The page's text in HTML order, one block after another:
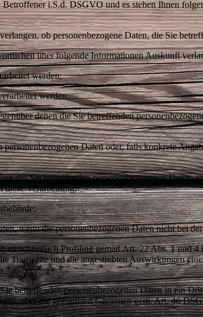
i.S.d. DSGVO und es stehen Ihnen
ob personenbezogene Daten, die Sie
über folgende Informationen Auskunft
werden;
werden;
denen die Sie betreffenden
Daten oder, falls konkrete
Sie betreffenden personenbezogenen Daten,
diese Verarbeitung;
die personenbezogenen Daten nicht bei
Profiling gemäß Art. 22 Abs. 1 und 4
Tragweite und die angestrebten Auswirkungen
betreffenden personenbezogenen Daten in ein
über die geeigneten Garantien gem. Art. 46